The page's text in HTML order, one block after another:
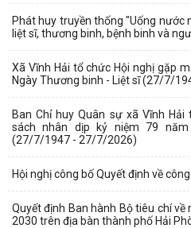
Phát huy truyền thống "Uống nước
liệt sĩ, thương binh, bệnh binh và
Xã Vĩnh Hải tổ chức Hội nghị gặp
Ngày Thương binh - Liệt sĩ (27/7/
Ban Chỉ huy Quân sự xã Vĩnh
sách nhân dịp kỷ niệm 79
(27/7/1947 - 27/7/2026)
Hội nghị công bố Quyết định về
Quyết định Ban hành Bộ tiêu chí
2030 trên địa bàn thành phố Hải